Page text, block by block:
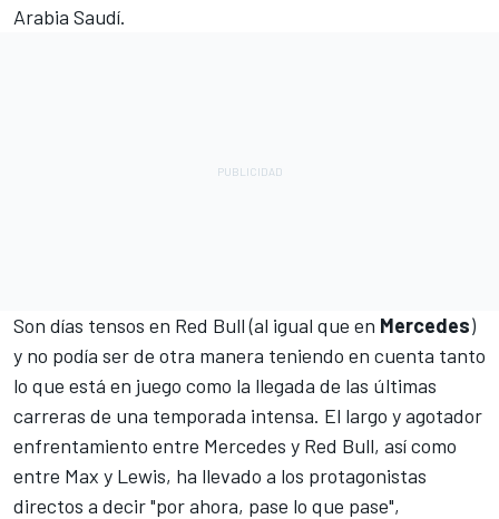
Arabia Saudí.
Son días tensos en Red Bull(al igual que en Mercedes)
y no podía ser de otra manera teniendo en cuenta tanto
lo que está en juego como la llegada de las últimas
carreras de una temporada intensa. El largo y agotador
enfrentamiento entre Mercedes y Red Bull, así como
entre Max y Lewis, ha llevado a los protagonistas
directos a decir "por ahora, pase lo que pase",